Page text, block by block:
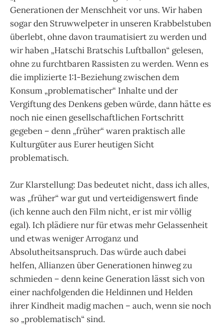
Generationen der Menschheit vor uns. Wir haben
sogar den Struwwelpeter in unseren Krabbelstuben
überlebt, ohne davon traumatisiert zu werden und
wir haben „Hatschi Bratschis Luftballon“ gelesen,
ohne zu furchtbaren Rassisten zu werden. Wenn es
die implizierte 1:1-Beziehung zwischen dem
Konsum „problematischer“ Inhalte und der
Vergiftung des Denkens geben würde, dann hätte es
noch nie einen gesellschaftlichen Fortschritt
gegeben – denn „früher“ waren praktisch alle
Kulturgüter aus Eurer heutigen Sicht
problematisch.
Zur Klarstellung: Das bedeutet nicht, dass ich alles,
was „früher“ war gut und verteidigenswert finde
(ich kenne auch den Film nicht, er ist mir völlig
egal). Ich plädiere nur für etwas mehr Gelassenheit
und etwas weniger Arroganz und
Absolutheitsanspruch. Das würde auch dabei
helfen, Allianzen über Generationen hinweg zu
schmieden – denn keine Generation lässt sich von
einer nachfolgenden die Heldinnen und Helden
ihrer Kindheit madig machen – auch, wenn sie noch
so „problematisch“ sind.